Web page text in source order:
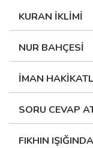
KURAN İKLİMİ
NUR BAHÇESİ
İMAN
SORU CEVAP
FIKHIN IŞIĞINDA